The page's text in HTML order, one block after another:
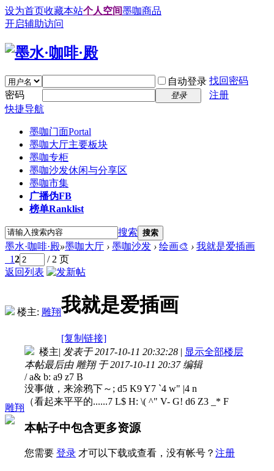
设为首页收藏本站个人空间墨咖商品
开启辅助访问
自动登录 找回密码
密码
登录
注册
快捷导航
墨咖门面Portal
墨咖大厅主要板块
墨咖专柜
墨咖沙发休闲与分享区
墨咖市集
广播伪FB
榜单Ranklist
搜索 搜索
墨水·咖啡·殿»墨咖大厅 › 墨咖沙发 › 绘画🎨 › 我就是爱插画
12
/ 2 页
返回列表
楼主: 雕翔我就是爱插画
[复制链接]
雕翔
楼主| 发表于 2017-10-11 20:32:28 | 显示全部楼层
本帖最后由 雕翔 于 2017-10-11 20:37 编辑
/ a& b: a9 z7 B
没事做，来涂鸦下～ ; d5 K9 Y7 `4 w" |4 n
（看起来平平的......7 L$ H: \( ^" V- G! d6 Z3 _* F
本帖子中包含更多资源
您需要 登录 才可以下载或查看，没有帐号？ 注册